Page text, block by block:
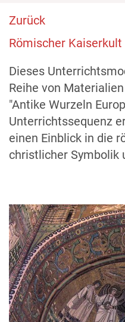
Zurück
Römischer
Dieses
Reihe von
"Antike Wurzeln
Unterrichtssequenz
einen Einblick in die
christlicher Symbolik